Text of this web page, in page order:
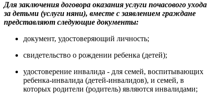
Для заключения договора оказания услуги почасового ухода
за детьми (услуги няни), вместе с заявлением граждане
представляют следующие документы:
документ, удостоверяющий личность;
свидетельство о рождении ребенка (детей);
удостоверение инвалида - для семей, воспитывающих
ребенка-инвалида (детей-инвалидов), и семей, в
которых родители (родитель) являются инвалидами;